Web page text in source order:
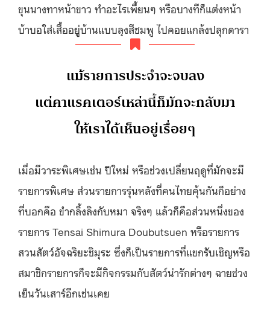
ขุนนางทาหน้าขาว ทำอะไรเพี้ยนๆ หรือบางทีก็แต่งหน้า
บ้าบอใส่เสื้ออยู่บ้านแบบลุงสีชมพู ไปคอยแกล้งปลุกดารา
แม้รายการประจำจะจบลง
แต่คาแรคเตอร์เหล่านี้ก็มักจะกลับมา
ให้เราได้เห็นอยู่เรื่อยๆ
เมื่อมีวาระพิเศษเช่น ปีใหม่ หรือช่วงเปลี่ยนฤดูที่มักจะมี
รายการพิเศษ ส่วนรายการรุ่นหลังที่คนไทยคุ้นกันก็อย่าง
ที่บอกคือ ขำกลิ้งลิงกับหมา จริงๆ แล้วก็คือส่วนหนึ่งของ
รายการ Tensai Shimura Doubutsuen หรือรายการ
สวนสัตว์อัจฉริยะชิมุระ ซึ่งก็เป็นรายการที่แขกรับเชิญหรือ
สมาชิกรายการก็จะมีกิจกรรมกับสัตว์น่ารักต่างๆ ฉายช่วง
เย็นวันเสาร์อีกเช่นเคย